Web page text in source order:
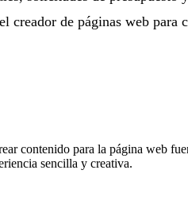
creador de páginas web para
contenido para la página web
sencilla y creativa.